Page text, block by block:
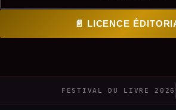
📄 LICENCE
FESTIVAL DU LIVRE 2026